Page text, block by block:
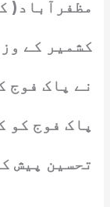
مظفرآباد(
کشمیر کے
نے پاک فوج
پاک فوج کو
تحسین پیش